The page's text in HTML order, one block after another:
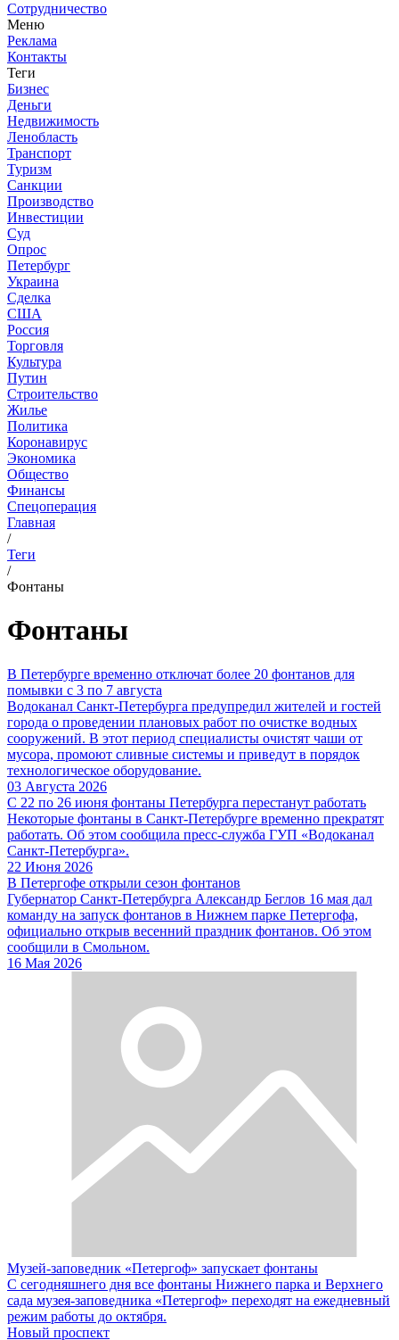
Сотрудничество
Меню
Реклама
Контакты
Теги
Бизнес
Деньги
Недвижимость
Ленобласть
Транспорт
Туризм
Санкции
Производство
Инвестиции
Суд
Опрос
Петербург
Украина
Сделка
США
Россия
Торговля
Культура
Путин
Строительство
Жилье
Политика
Коронавирус
Экономика
Общество
Финансы
Спецоперация
Главная
/
Теги
/
Фонтаны
Фонтаны
В Петербурге временно отключат более 20 фонтанов для
помывки с 3 по 7 августа
Водоканал Санкт-Петербурга предупредил жителей и гостей
города о проведении плановых работ по очистке водных
сооружений. В этот период специалисты очистят чаши от
мусора, промоют сливные системы и приведут в порядок
технологическое оборудование.
03 Августа 2026
С 22 по 26 июня фонтаны Петербурга перестанут работать
Некоторые фонтаны в Санкт-Петербурге временно прекратят
работать. Об этом сообщила пресс-служба ГУП «Водоканал
Санкт-Петербурга».
22 Июня 2026
В Петергофе открыли сезон фонтанов
Губернатор Санкт-Петербурга Александр Беглов 16 мая дал
команду на запуск фонтанов в Нижнем парке Петергофа,
официально открыв весенний праздник фонтанов. Об этом
сообщили в Смольном.
16 Мая 2026
Музей-заповедник «Петергоф» запускает фонтаны
С сегодняшнего дня все фонтаны Нижнего парка и Верхнего
сада музея-заповедника «Петергоф» переходят на ежедневный
режим работы до октября.
Новый проспект